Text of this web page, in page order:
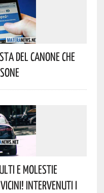
Del Canone Che
E Molestie
Intervenuti I